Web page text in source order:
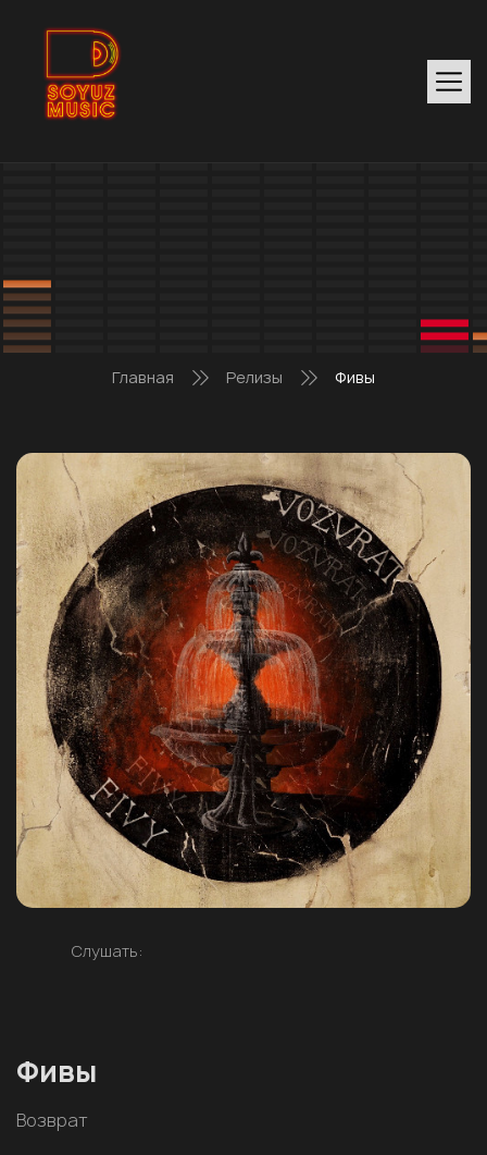
Главная Релизы Фивы
Слушать:
Фивы
Возврат